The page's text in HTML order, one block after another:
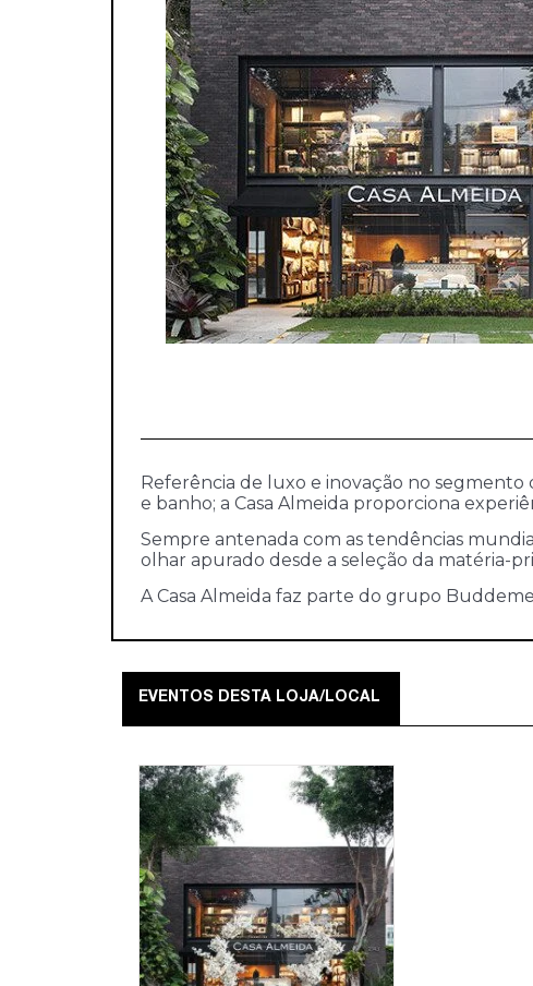
Referência de luxo e inovação no segmento
e banho; a Casa Almeida proporciona
Sempre antenada com as tendências
olhar apurado desde a seleção da matéria-
A Casa Almeida faz parte do grupo
EVENTOS DESTA LOJA/LOCAL